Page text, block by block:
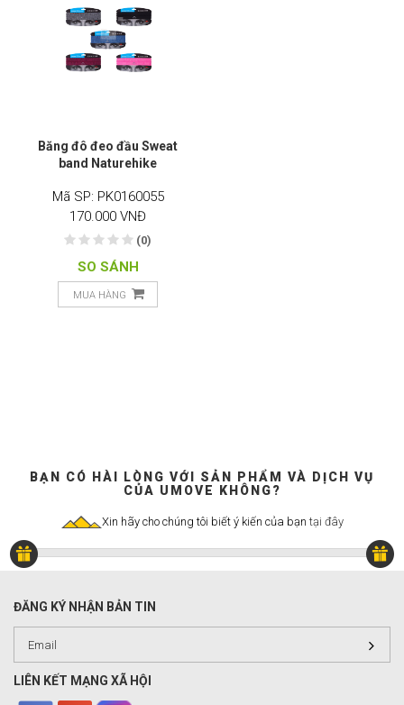
Băng đô đeo đầu Sweat
band Naturehike
Mã SP: PK0160055
170.000 VNĐ
(0)
SO SÁNH
MUA HÀNG
BẠN CÓ HÀI LÒNG VỚI SẢN PHẨM VÀ DỊCH VỤ
CỦA UMOVE KHÔNG?
Xin hãy cho chúng tôi biết ý kiến của bạn tại đây
ĐĂNG KÝ NHẬN BẢN TIN
LIÊN KẾT MẠNG XÃ HỘI